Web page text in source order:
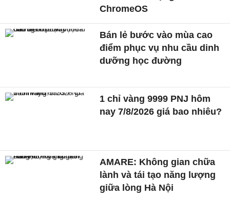
ChromeOS
Bán lẻ bước vào mùa cao
điểm phục vụ nhu cầu dinh
dưỡng học đường
1 chỉ vàng 9999 PNJ hôm
nay 7/8/2026 giá bao nhiêu?
AMARE: Không gian chữa
lành và tái tạo năng lượng
giữa lòng Hà Nội